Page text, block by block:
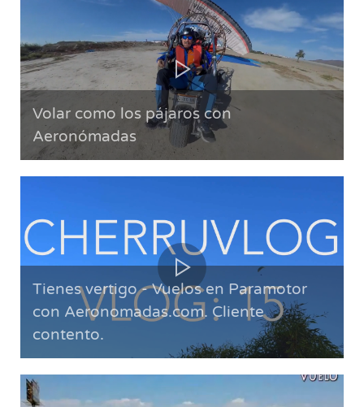
Volar como los pájaros con
Aeronómadas
Tienes vertigo - Vuelos en Paramotor
con Aeronomadas.com. Cliente
contento.